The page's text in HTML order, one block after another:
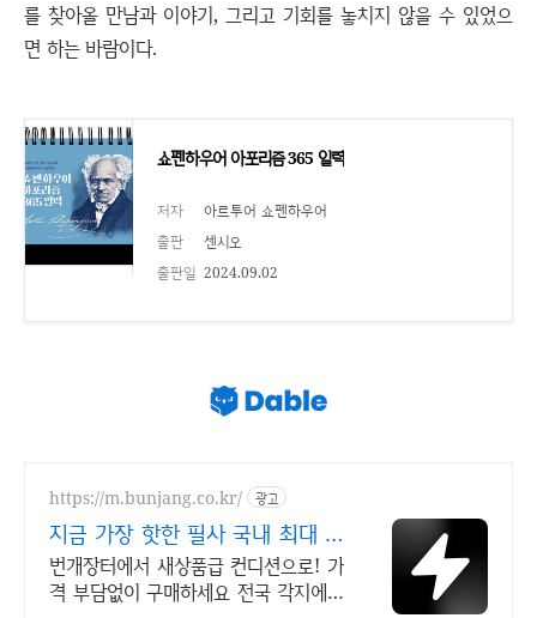
를 찾아올 만남과 이야기, 그리고 기회를 놓치지 않을 수 있었으
면 하는 바람이다.
쇼펜하우어 아포리즘 365 일력
저자
아르투어 쇼펜하우어
출판
센시오
출판일 2024.09.02
https://m.bunjang.co.kr/ 광고
지금 가장 핫한 필사 국내 최대 브
랜드 중고거래
번개장터에서 새상품급 컨디션으로! 가
격 부담없이 구매하세요 전국 각지에서